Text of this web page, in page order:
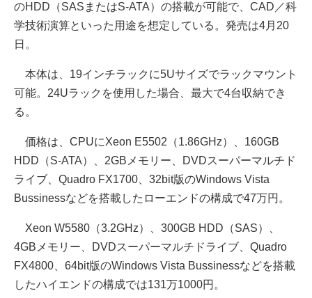
のHDD（SASまたはS-ATA）の搭載が可能で、CAD／科
学技術演算といった用途を想定している。発売は4月20
日。
本体は、19インチラックに5Uサイズでラックマウント
可能。24Uラックを使用した場合、最大で4台収納でき
る。
価格は、CPUにXeon E5502（1.86GHz）、160GB
HDD（S-ATA）、2GBメモリー、DVDスーパーマルチド
ライブ、Quadro FX1700、32bit版のWindows Vista
Bussinessなどを搭載したローエンドの構成で47万円。
Xeon W5580（3.2GHz）、300GB HDD（SAS）、
4GBメモリー、DVDスーパーマルチドライブ、Quadro
FX4800、64bit版のWindows Vista Bussinessなどを搭載
したハイエンドの構成では131万1000円。